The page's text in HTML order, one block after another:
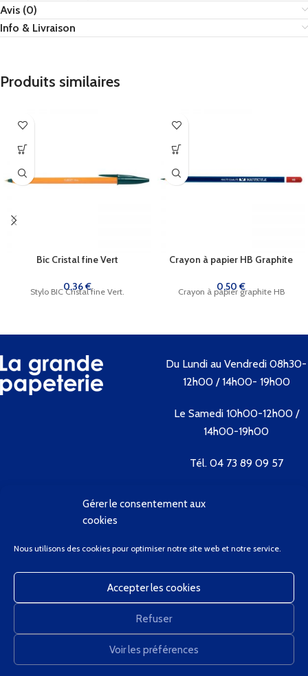
Gérer le consentement aux
cookies
Nous utilisons des cookies pour optimiser notre site web et notre service.
Accepter les cookies
Refuser
Voir les préférences
Avis (0)
Info & Livraison
Produits similaires
Bic Cristal fine Vert
0,36€
Stylo BIC Cristal fine Vert.
Crayon à papier HB Graphite
0,50€
Crayon à papier graphite HB
Du Lundi au Vendredi 08h30-
12h00 / 14h00- 19h00
Le Samedi 10h00-12h00 /
14h00-19h00
Tél. 04 73 89 09 57
Contactez-nous
Bienvenue
Client Privilège
Mon Compte
Panier